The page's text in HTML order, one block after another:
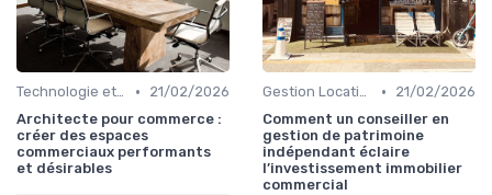
Technologie et Innovation en Gestion Immobilière •
21/02/2026
Architecte pour commerce :
créer des espaces
commerciaux performants
et désirables
Gestion Locative et Asset Management •
21/02/2026
Comment un conseiller en
gestion de patrimoine
indépendant éclaire
l’investissement immobilier
commercial